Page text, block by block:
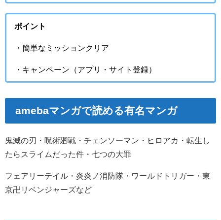
ポイント
・簡単なミッションクリア
・キャンペーン（アプリ・サイト登録）
amebaマンガで読める有名マンガ
鬼滅の刃・呪術廻戦・チェンソーマン・ヒロアカ・転生し
たらスライムだった件・七つの大罪
フェアリーテイル・炎炎ノ消防隊・ワールドトリガー・東
京卍リベンジャーズなど